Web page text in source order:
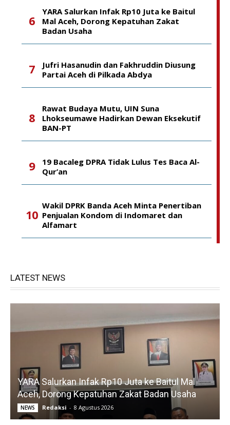
YARA Salurkan Infak Rp10 Juta ke Baitul
Mal Aceh, Dorong Kepatuhan Zakat
Badan Usaha
Jufri Hasanudin dan Fakhruddin Diusung
Partai Aceh di Pilkada Abdya
Rawat Budaya Mutu, UIN Suna
Lhokseumawe Hadirkan Dewan Eksekutif
BAN-PT
19 Bacaleg DPRA Tidak Lulus Tes Baca Al-
Qur’an
Wakil DPRK Banda Aceh Minta Penertiban
Penjualan Kondom di Indomaret dan
Alfamart
LATEST NEWS
YARA Salurkan Infak Rp10 Juta ke Baitul Mal
Aceh, Dorong Kepatuhan Zakat Badan Usaha
NEWS Redaksi - 8 Agustus 2026